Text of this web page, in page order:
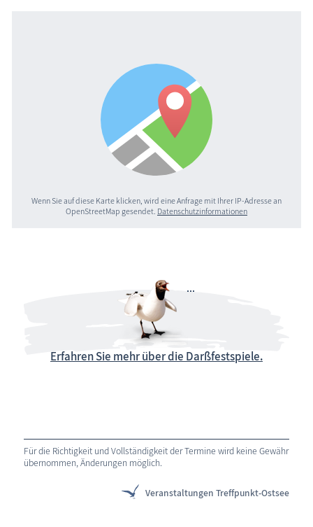
Wenn Sie auf diese Karte klicken, wird eine Anfrage mit Ihrer IP-Adresse an
OpenStreetMap gesendet. Datenschutzinformationen
Erfahren Sie mehr über die Darßfestspiele.
Für die Richtigkeit und Vollständigkeit der Termine wird keine Gewähr
übernommen, Änderungen möglich.
Veranstaltungen Treffpunkt-Ostsee